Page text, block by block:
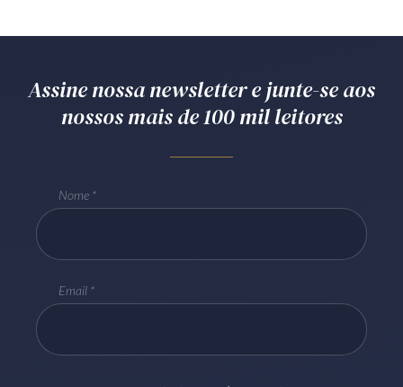
Assine nossa newsletter e junte-se aos
nossos mais de 100 mil leitores
Nome
Email